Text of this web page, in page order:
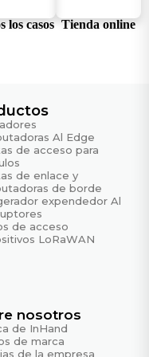
dual-SIM switching
real
DDNS,
los casos Tienda online
Al Edge
de acceso para
de enlace y
de borde
expendedor Al
de acceso
LoRaWAN
nosotros
de InHand
de marca
de la empresa